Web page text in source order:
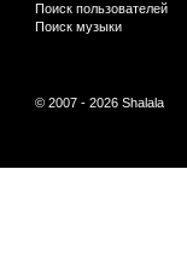
Поиск пользователей
Поиск музыки
© 2007 - 2026 Shalala